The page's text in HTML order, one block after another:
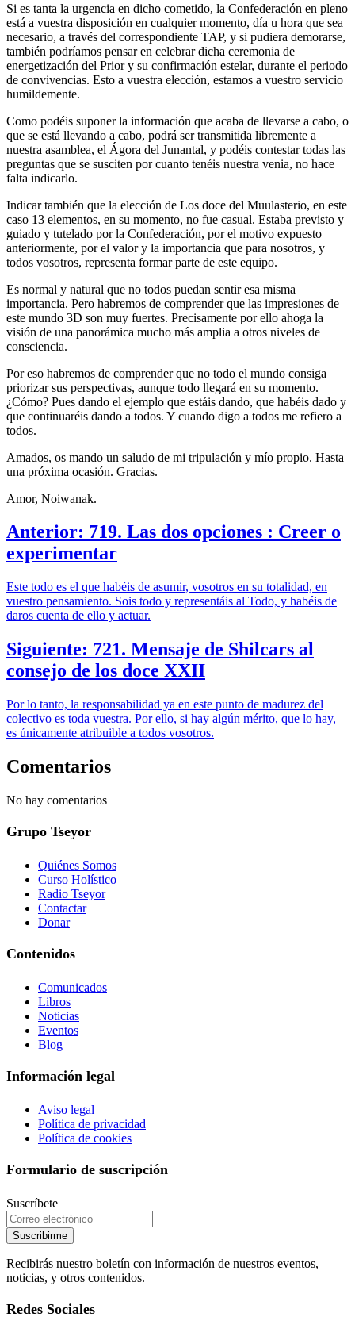
Si es tanta la urgencia en dicho cometido, la Confederación en pleno
está a vuestra disposición en cualquier momento, día u hora que sea
necesario, a través del correspondiente TAP, y si pudiera demorarse,
también podríamos pensar en celebrar dicha ceremonia de
energetización del Prior y su confirmación estelar, durante el periodo
de convivencias. Esto a vuestra elección, estamos a vuestro servicio
humildemente.
Como podéis suponer la información que acaba de llevarse a cabo, o
que se está llevando a cabo, podrá ser transmitida libremente a
nuestra asamblea, el Ágora del Junantal, y podéis contestar todas las
preguntas que se susciten por cuanto tenéis nuestra venia, no hace
falta indicarlo.
Indicar también que la elección de Los doce del Muulasterio, en este
caso 13 elementos, en su momento, no fue casual. Estaba previsto y
guiado y tutelado por la Confederación, por el motivo expuesto
anteriormente, por el valor y la importancia que para nosotros, y
todos vosotros, representa formar parte de este equipo.
Es normal y natural que no todos puedan sentir esa misma
importancia. Pero habremos de comprender que las impresiones de
este mundo 3D son muy fuertes. Precisamente por ello ahoga la
visión de una panorámica mucho más amplia a otros niveles de
consciencia.
Por eso habremos de comprender que no todo el mundo consiga
priorizar sus perspectivas, aunque todo llegará en su momento.
¿Cómo? Pues dando el ejemplo que estáis dando, que habéis dado y
que continuaréis dando a todos. Y cuando digo a todos me refiero a
todos.
Amados, os mando un saludo de mi tripulación y mío propio. Hasta
una próxima ocasión. Gracias.
Amor, Noiwanak.
Anterior: 719. Las dos opciones : Creer o
experimentar
Este todo es el que habéis de asumir, vosotros en su totalidad, en
vuestro pensamiento. Sois todo y representáis al Todo, y habéis de
daros cuenta de ello y actuar.
Siguiente: 721. Mensaje de Shilcars al
consejo de los doce XXII
Por lo tanto, la responsabilidad ya en este punto de madurez del
colectivo es toda vuestra. Por ello, si hay algún mérito, que lo hay,
es únicamente atribuible a todos vosotros.
Comentarios
No hay comentarios
Grupo Tseyor
Quiénes Somos
Curso Holístico
Radio Tseyor
Contactar
Donar
Contenidos
Comunicados
Libros
Noticias
Eventos
Blog
Información legal
Aviso legal
Política de privacidad
Política de cookies
Formulario de suscripción
Suscríbete
Suscribirme
Recibirás nuestro boletín con información de nuestros eventos,
noticias, y otros contenidos.
Redes Sociales